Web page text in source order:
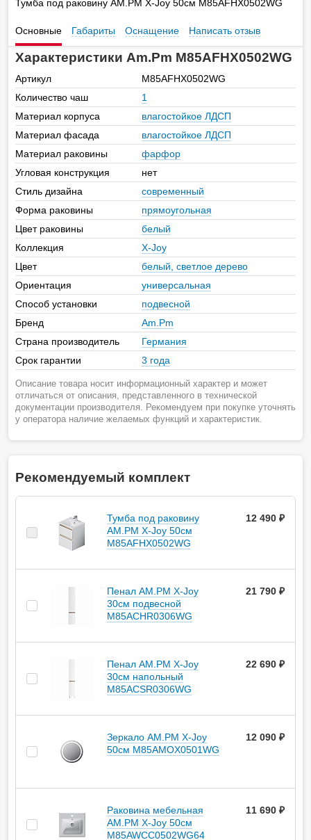
Тумба под раковину AM.PM X-Joy 50см M85AFHX0502WG
Основные Габариты Оснащение Написать отзыв
Характеристики Am.Pm M85AFHX0502WG
Артикул
M85AFHX0502WG
Количество чаш
1
Материал корпуса
влагостойкое ЛДСП
Материал фасада
влагостойкое ЛДСП
Материал раковины
фарфор
Угловая конструкция
нет
Стиль дизайна
современный
Форма раковины
прямоугольная
Цвет раковины
белый
Коллекция
X-Joy
Цвет
белый, светлое дерево
Ориентация
универсальная
Способ установки
подвесной
Бренд
Am.Pm
Страна производитель
Германия
Срок гарантии
3 года
Описание товара носит информационный характер и может
отличаться от описания, представленного в технической
документации производителя. Рекомендуем при покупке уточнять
у оператора наличие желаемых функций и характеристик.
Рекомендуемый комплект
Тумба под раковину
AM.PM X-Joy 50см
M85AFHX0502WG
12 490 ₽
Пенал AM.PM X-Joy
30см подвесной
M85ACHR0306WG
21 790 ₽
Пенал AM.PM X-Joy
30см напольный
M85ACSR0306WG
22 690 ₽
Зеркало AM.PM X-Joy
50см M85AMOX0501WG
12 090 ₽
Раковина мебельная
AM.PM X-Joy 50см
M85AWCC0502WG64
11 690 ₽